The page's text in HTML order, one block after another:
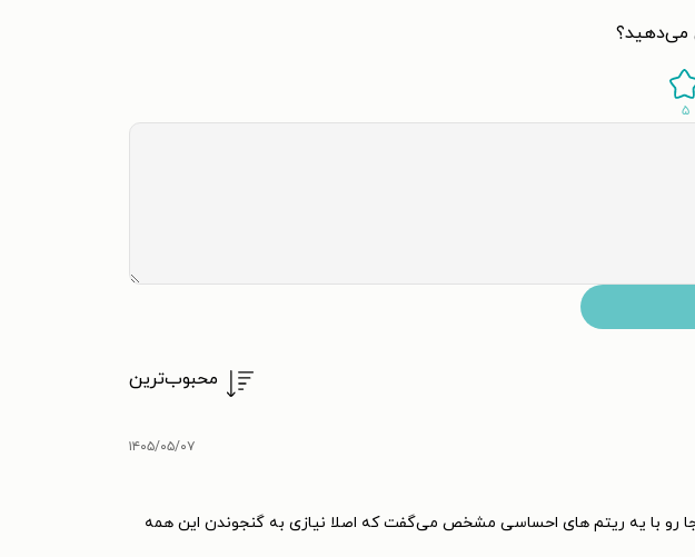
می‌دهید؟
۵
محبوب‌ترین
۱۴۰۵/۰۵/۰۷
رو با یه ریتم های احساسی مشخص می‌گفت که اصلا نیازی به گنجوندن این همه